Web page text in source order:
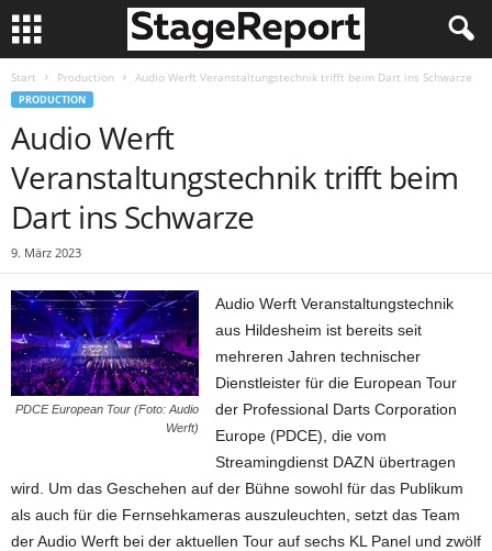
Start Production Audio Werft Veranstaltungstechnik trifft beim Dart ins Schwarze
PRODUCTION
Audio Werft
Veranstaltungstechnik trifft beim
Dart ins Schwarze
9. März 2023
PDCE European Tour (Foto: Audio
Werft)
Audio Werft Veranstaltungstechnik
aus Hildesheim ist bereits seit
mehreren Jahren technischer
Dienstleister für die European Tour
der Professional Darts Corporation
Europe (PDCE), die vom
Streamingdienst DAZN übertragen
wird. Um das Geschehen auf der Bühne sowohl für das Publikum
als auch für die Fernsehkameras auszuleuchten, setzt das Team
der Audio Werft bei der aktuellen Tour auf sechs KL Panel und zwölf